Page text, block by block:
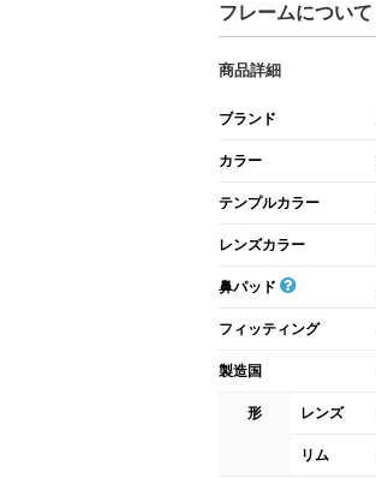
フレームについて
商品詳細
ブランド
カラー
テンプルカラー
レンズカラー
鼻パッド
フィッティング
製造国
形 レンズ
リム